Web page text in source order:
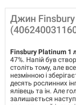
Джин Finsbury
Finsbury Platinum 1
47%. Напій був
століть тому, але
незмінною і
десять рослинних
ялівець та ін. Але
залишається